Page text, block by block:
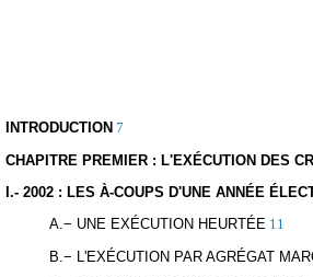
INTRODUCTION 7
CHAPITRE PREMIER : L'EXÉCUTION DES
I.- 2002 : LES À-COUPS D'UNE ANNÉE
A.− UNE EXÉCUTION HEURTÉE 11
B.− L'EXÉCUTION PAR AGRÉGAT